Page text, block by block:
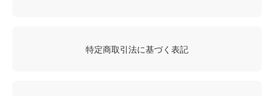
特定商取引法に基づく表記